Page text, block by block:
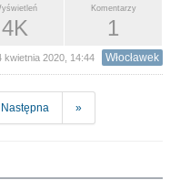
Komentarzy
1
4K
kwietnia 2020, 14:44 Włocławek
Następna »